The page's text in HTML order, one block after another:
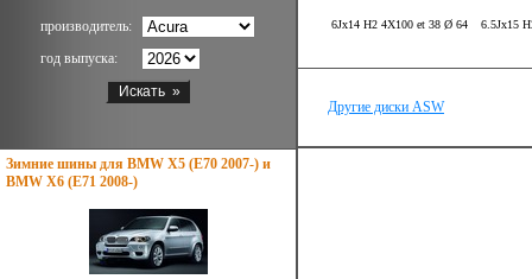
производитель:
год выпуска:
Зимние шины для BMW X5 (E70 2007-) и
BMW X6 (E71 2008-)
6Jx14 H2 4X100 et 38 Ø 64 6.5Jx15
Другие диски ASW